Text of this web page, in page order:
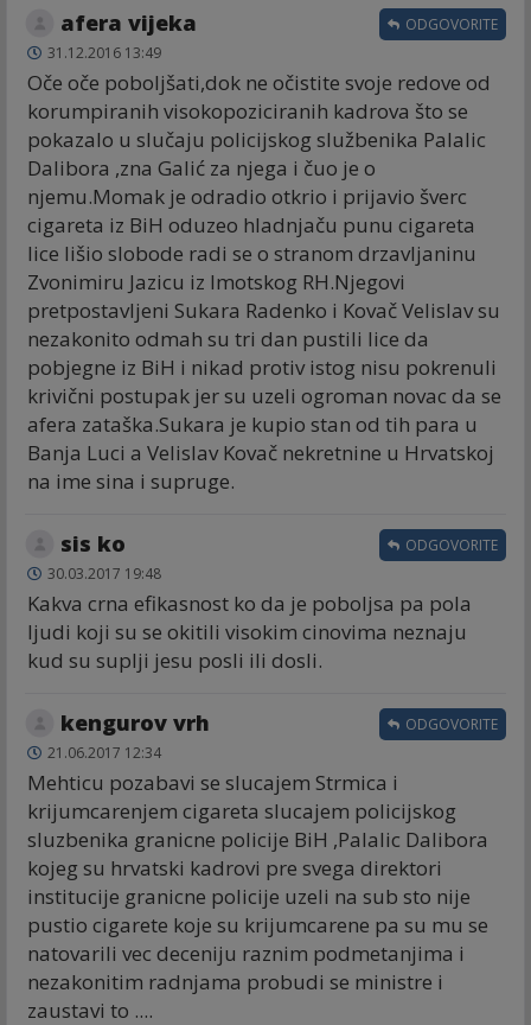
afera vijeka
31.12.2016 13:49
Oče oče poboljšati,dok ne očistite svoje redove od
korumpiranih visokopoziciranih kadrova što se
pokazalo u slučaju policijskog službenika Palalic
Dalibora ,zna Galić za njega i čuo je o
njemu.Momak je odradio otkrio i prijavio šverc
cigareta iz BiH oduzeo hladnjaču punu cigareta
lice lišio slobode radi se o stranom drzavljaninu
Zvonimiru Jazicu iz Imotskog RH.Njegovi
pretpostavljeni Sukara Radenko i Kovač Velislav su
nezakonito odmah su tri dan pustili lice da
pobjegne iz BiH i nikad protiv istog nisu pokrenuli
krivični postupak jer su uzeli ogroman novac da se
afera zataška.Sukara je kupio stan od tih para u
Banja Luci a Velislav Kovač nekretnine u Hrvatskoj
na ime sina i supruge.
ODGOVORITE
sis ko
30.03.2017 19:48
Kakva crna efikasnost ko da je poboljsa pa pola
ljudi koji su se okitili visokim cinovima neznaju
kud su suplji jesu posli ili dosli.
ODGOVORITE
kengurov vrh
21.06.2017 12:34
Mehticu pozabavi se slucajem Strmica i
krijumcarenjem cigareta slucajem policijskog
sluzbenika granicne policije BiH ,Palalic Dalibora
kojeg su hrvatski kadrovi pre svega direktori
institucije granicne policije uzeli na sub sto nije
pustio cigarete koje su krijumcarene pa su mu se
natovarili vec deceniju raznim podmetanjima i
nezakonitim radnjama probudi se ministre i
zaustavi to ....
ODGOVORITE